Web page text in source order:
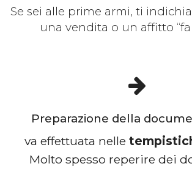
Se sei alle prime armi, ti
una vendita o un affitto
Preparazione della
va effettuata nelle
Molto spesso reperire dei